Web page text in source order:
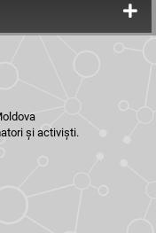
și activiști.